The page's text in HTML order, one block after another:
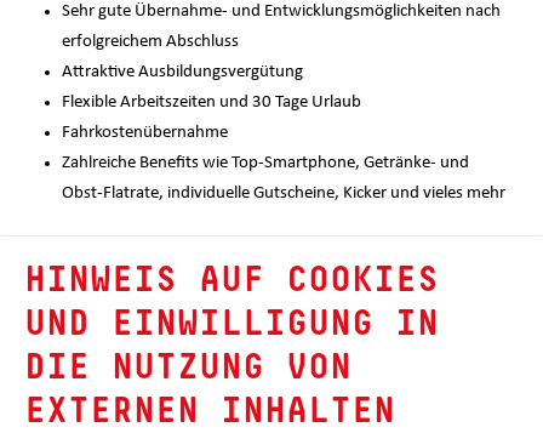
Sehr gute Übernahme- und Entwicklungsmöglichkeiten nach
erfolgreichem Abschluss
Attraktive Ausbildungsvergütung
Flexible Arbeitszeiten und 30 Tage Urlaub
Fahrkostenübernahme
Zahlreiche Benefits wie Top-Smartphone, Getränke- und
Obst-Flatrate, individuelle Gutscheine, Kicker und vieles mehr
INTERESSIERT?
Dann freuen wir uns über deine aussagekräftige Bewerbung
(Anschreiben, Lebenslauf und Zeugnisse) direkt über den Button
„Jetzt bewerben“ oder per Mail an zukunft@telemaxx.de.
HINWEIS AUF COOKIES
UND EINWILLIGUNG IN
DIE NUTZUNG VON
EXTERNEN INHALTEN